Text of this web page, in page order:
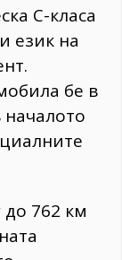
C-класа
език на
бе в
началото
762 км